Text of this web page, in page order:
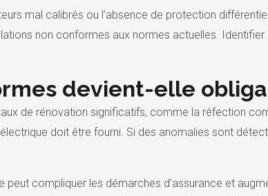
mal calibrés ou l’absence de protection
non conformes aux normes actuelles.
devient-elle
de rénovation significatifs, comme la réfection
doit être fourni. Si des anomalies sont
peut compliquer les démarches d’assurance et